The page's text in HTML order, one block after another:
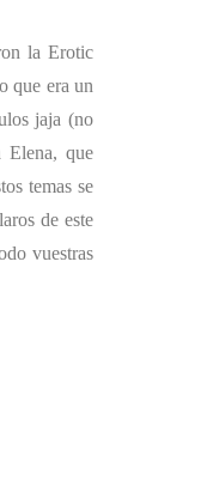
la Erotic
que era un
jaja (no
Elena, que
temas se
de este
vuestras